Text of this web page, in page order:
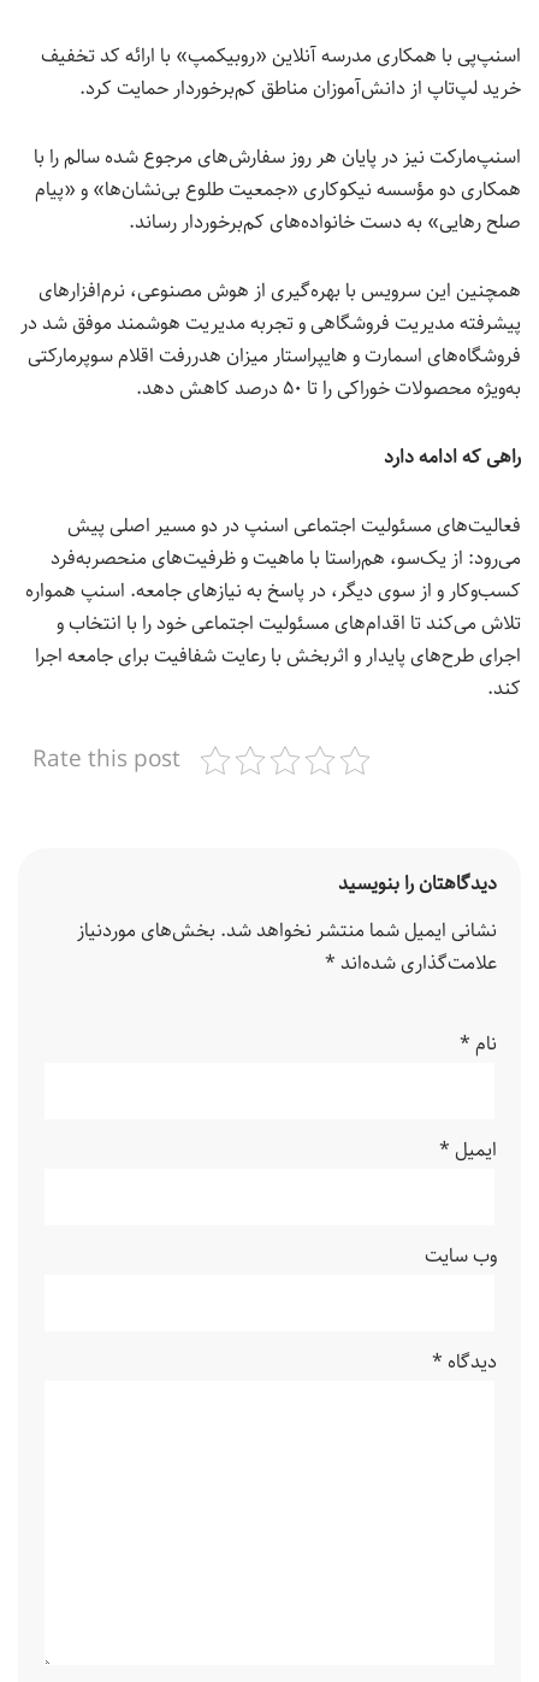
اسنپ‌پی با همکاری مدرسه آنلاین «روبیکمپ» با ارائه‌ کد تخفیف
خرید لپ‌تاپ از دانش‌آموزان مناطق کم‌برخوردار حمایت کرد.
اسنپ‌مارکت نیز در پایان هر روز سفارش‌های مرجوع شده سالم را با
همکاری دو مؤسسه نیکوکاری «جمعیت طلوع بی‌نشان‌ها» و «پیام
صلح رهایی» به دست خانواده‌های کم‌برخوردار رساند.
همچنین این سرویس با بهره‌گیری از هوش مصنوعی، نرم‌افزارهای
پیشرفته مدیریت فروشگاهی و تجربه مدیریت هوشمند موفق شد در
فروشگاه‌های اسمارت و هایپراستار میزان هدررفت اقلام سوپرمارکتی
به‌ویژه محصولات خوراکی را تا ۵۰ درصد کاهش دهد.
راهی که ادامه دارد
فعالیت‌های مسئولیت اجتماعی اسنپ در دو مسیر اصلی پیش
می‌رود: از یک‌سو، هم‌راستا با ماهیت و ظرفیت‌های منحصربه‌فرد
کسب‌وکار و از سوی دیگر، در پاسخ به نیازهای جامعه. اسنپ همواره
تلاش می‌کند تا اقدام‌های مسئولیت اجتماعی خود را با انتخاب و
اجرای طرح‌های پایدار و اثربخش با رعایت شفافیت برای جامعه اجرا
کند.
Rate this post
دیدگاهتان را بنویسید
نشانی ایمیل شما منتشر نخواهد شد. بخش‌های موردنیاز
علامت‌گذاری شده‌اند *
نام *
ایمیل *
وب‌ سایت
دیدگاه *